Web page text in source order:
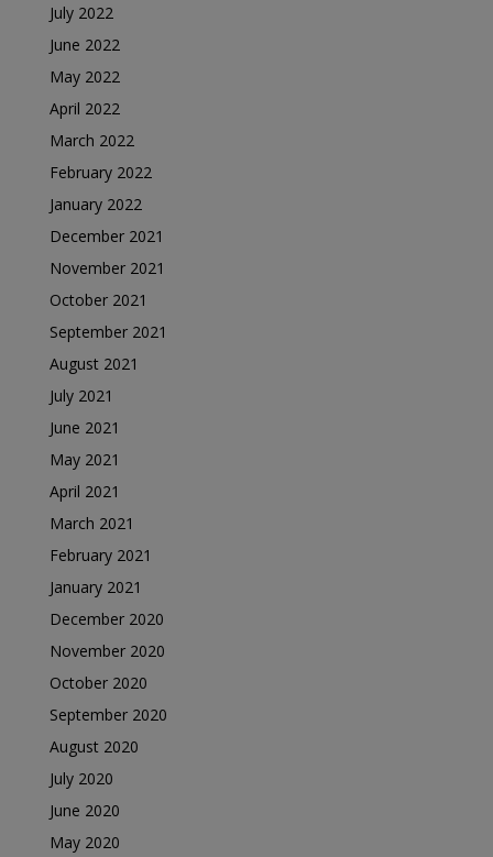
July 2022
June 2022
May 2022
April 2022
March 2022
February 2022
January 2022
December 2021
November 2021
October 2021
September 2021
August 2021
July 2021
June 2021
May 2021
April 2021
March 2021
February 2021
January 2021
December 2020
November 2020
October 2020
September 2020
August 2020
July 2020
June 2020
May 2020